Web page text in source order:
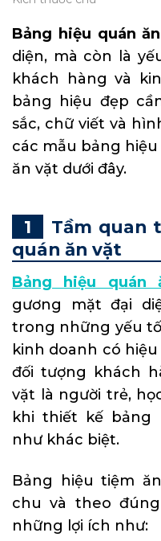
Bảng hiệu quán
diện, mà còn là
khách hàng và
bảng hiệu đẹp
sắc, chữ viết và
các mẫu bảng
ăn vặt dưới đây.
Tầm quan
quán ăn vặt
Bảng hiệu quán
gương mặt đại
trong những yếu
kinh doanh có
đối tượng khách
vặt là người trẻ,
khi thiết kế bảng
như khác biệt.
Bảng hiệu tiệm
chu và theo
những lợi ích như: